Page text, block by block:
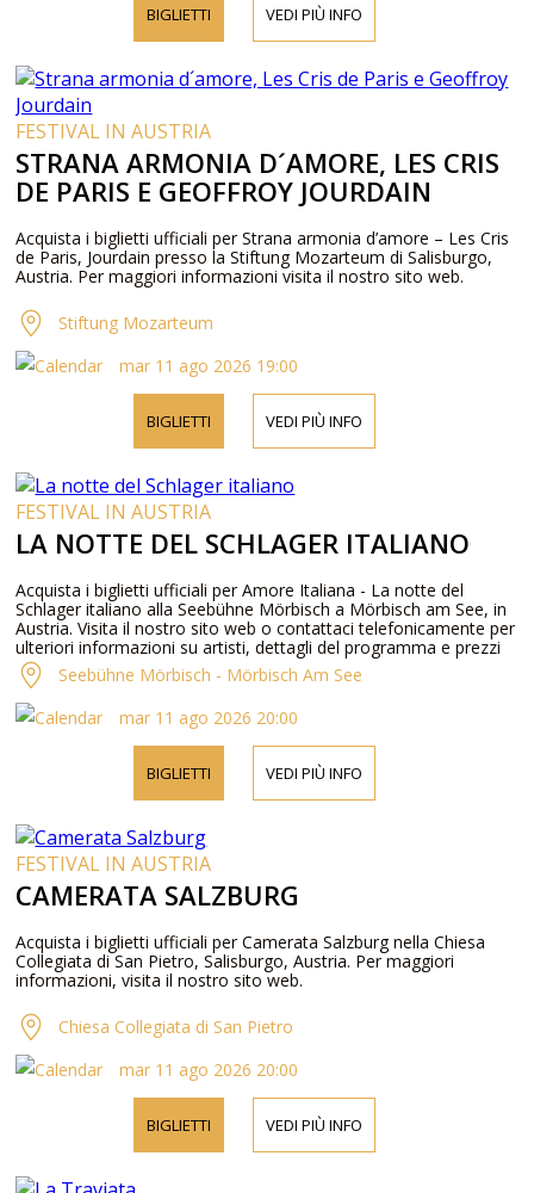
BIGLIETTI VEDI PIÙ INFO
FESTIVAL IN AUSTRIA
STRANA ARMONIA D´AMORE, LES CRIS
DE PARIS E GEOFFROY JOURDAIN
Acquista i biglietti ufficiali per Strana armonia d’amore – Les Cris
de Paris, Jourdain presso la Stiftung Mozarteum di Salisburgo,
Austria. Per maggiori informazioni visita il nostro sito web.
Stiftung Mozarteum
mar 11 ago 2026 19:00
BIGLIETTI VEDI PIÙ INFO
FESTIVAL IN AUSTRIA
LA NOTTE DEL SCHLAGER ITALIANO
Acquista i biglietti ufficiali per Amore Italiana - La notte del
Schlager italiano alla Seebühne Mörbisch a Mörbisch am See, in
Austria. Visita il nostro sito web o contattaci telefonicamente per
ulteriori informazioni su artisti, dettagli del programma e prezzi
dei biglietti.Seebühne Mörbisch - Mörbisch Am See
mar 11 ago 2026 20:00
BIGLIETTI VEDI PIÙ INFO
FESTIVAL IN AUSTRIA
CAMERATA SALZBURG
Acquista i biglietti ufficiali per Camerata Salzburg nella Chiesa
Collegiata di San Pietro, Salisburgo, Austria. Per maggiori
informazioni, visita il nostro sito web.
Chiesa Collegiata di San Pietro
mar 11 ago 2026 20:00
BIGLIETTI VEDI PIÙ INFO